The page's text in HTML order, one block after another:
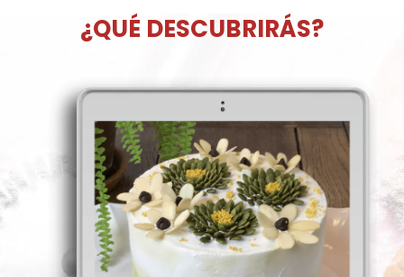
¿QUÉ DESCUBRIRÁS?